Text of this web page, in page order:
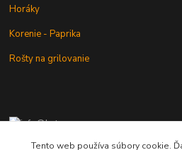
Horáky
Korenie - Paprika
Rošty na grilovanie
+421 902 212 007
od 8:00 - do 16:00 hod
Tento web používa súbory cookie.